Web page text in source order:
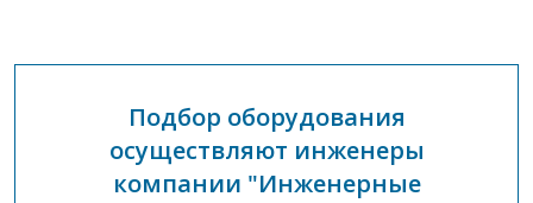
Подбор оборудования
осуществляют инженеры
компании "Инженерные